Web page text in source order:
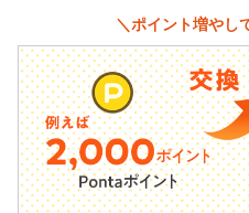
＼ポイント増やし